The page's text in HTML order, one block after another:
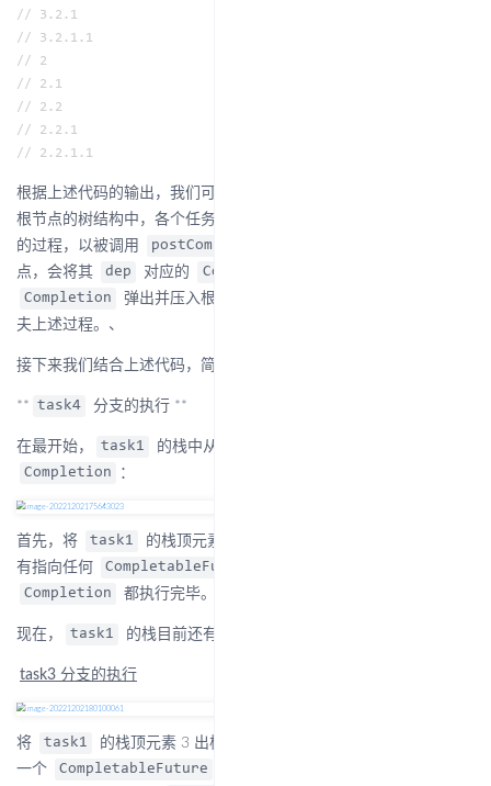
// 3.2.1
// 3.2.1.1
// 2
// 2.1
// 2.2
// 2.2.1
根据上述代码的输出，我们可以很直观的意识到，在以
根节点的树结构中，各个任务的调用过程实际上就是深度优先遍历
的过程，以被调用
postComplete
点，会将其
dep 对应的 CompletableFuture
Completion
弹出并压入根
夫上述过程。、
接下来我们结合上述代码，简单验证一下这个思路：
** task4 分支的执行 **
在最开始， task1
的栈中从上到下存放有 4、3、2 三个
Completion
：
首先，将 task1 的栈顶元素 4 出栈并执行，由于 4 的
有指向任何
CompletableFuture
Completion
都执行完毕。
现在， task1 的栈目前还有 3 和 2 两个
task3 分支的执行
将 task1 的栈顶元素 3 出栈并执行，由于 3 的
一个
CompletableFuture